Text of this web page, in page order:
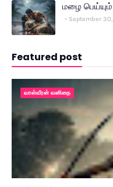
மழை பெய்யும்
September
Featured post
வாள்வீரன் வனிதை